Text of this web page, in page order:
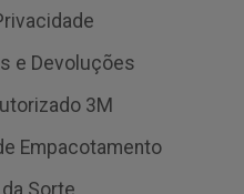
e Devoluções
3M
Empacotamento
Sorte